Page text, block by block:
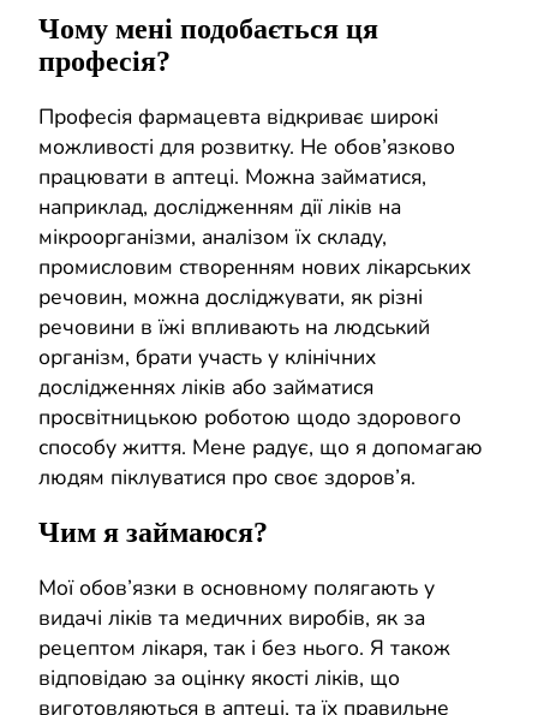
Чому мені подобається ця
професія?
Професія фармацевта відкриває широкі
можливості для розвитку. Не обов’язково
працювати в аптеці. Можна займатися,
наприклад, дослідженням дії ліків на
мікроорганізми, аналізом їх складу,
промисловим створенням нових лікарських
речовин, можна досліджувати, як різні
речовини в їжі впливають на людський
організм, брати участь у клінічних
дослідженнях ліків або займатися
просвітницькою роботою щодо здорового
способу життя. Мене радує, що я допомагаю
людям піклуватися про своє здоров’я.
Чим я займаюся?
Moї обов’язки в основному полягають у
видачі ліків та медичних виробів, як за
рецептом лікаря, так і без нього. Я також
відповідаю за оцінку якості ліків, що
виготовляються в аптеці, та їх правильне